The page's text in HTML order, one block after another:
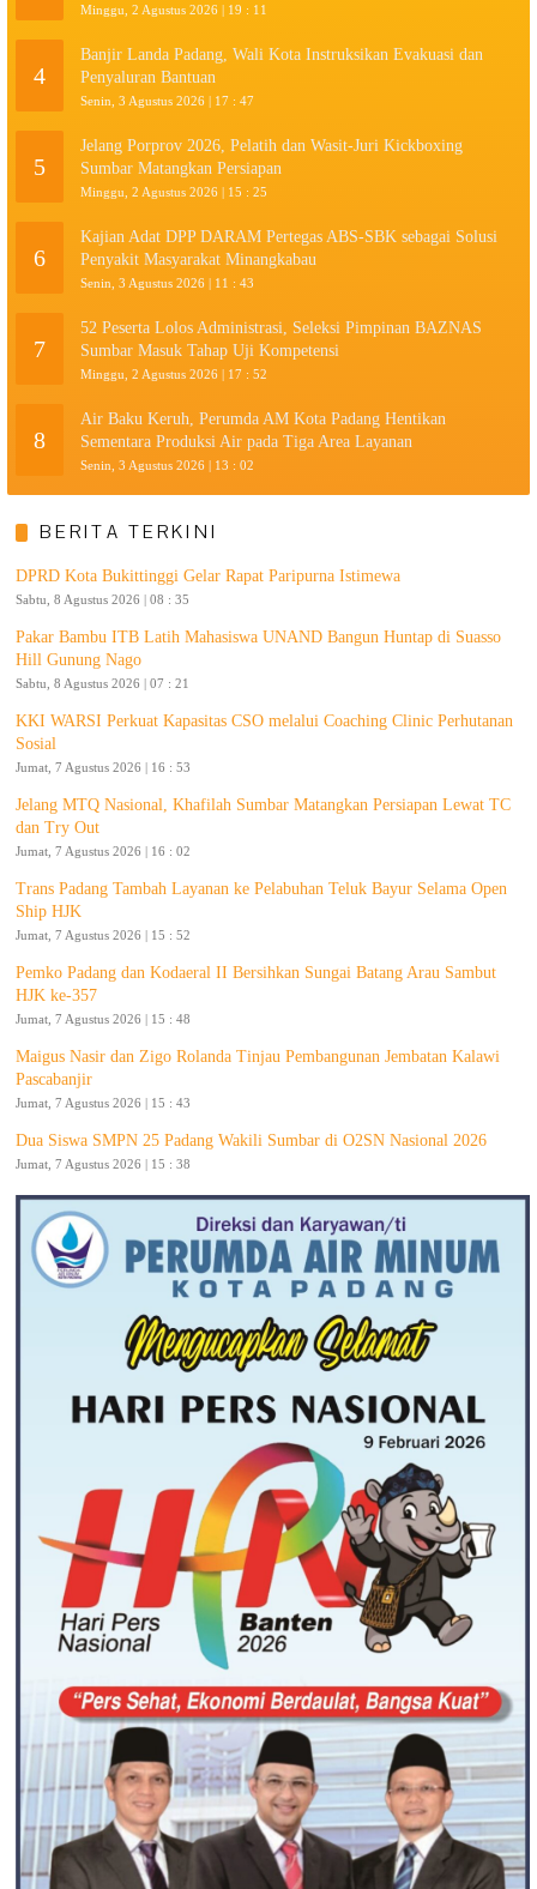
Minggu, 2 Agustus 2026 | 19 : 11
4
Banjir Landa Padang, Wali Kota Instruksikan Evakuasi dan
Penyaluran Bantuan
Senin, 3 Agustus 2026 | 17 : 47
5
Jelang Porprov 2026, Pelatih dan Wasit-Juri Kickboxing
Sumbar Matangkan Persiapan
Minggu, 2 Agustus 2026 | 15 : 25
6
Kajian Adat DPP DARAM Pertegas ABS-SBK sebagai Solusi
Penyakit Masyarakat Minangkabau
Senin, 3 Agustus 2026 | 11 : 43
7
52 Peserta Lolos Administrasi, Seleksi Pimpinan BAZNAS
Sumbar Masuk Tahap Uji Kompetensi
Minggu, 2 Agustus 2026 | 17 : 52
8
Air Baku Keruh, Perumda AM Kota Padang Hentikan
Sementara Produksi Air pada Tiga Area Layanan
Senin, 3 Agustus 2026 | 13 : 02
BERITA TERKINI
DPRD Kota Bukittinggi Gelar Rapat Paripurna Istimewa
Sabtu, 8 Agustus 2026 | 08 : 35
Pakar Bambu ITB Latih Mahasiswa UNAND Bangun Huntap di Suasso
Hill Gunung Nago
Sabtu, 8 Agustus 2026 | 07 : 21
KKI WARSI Perkuat Kapasitas CSO melalui Coaching Clinic Perhutanan
Sosial
Jumat, 7 Agustus 2026 | 16 : 53
Jelang MTQ Nasional, Khafilah Sumbar Matangkan Persiapan Lewat TC
dan Try Out
Jumat, 7 Agustus 2026 | 16 : 02
Trans Padang Tambah Layanan ke Pelabuhan Teluk Bayur Selama Open
Ship HJK
Jumat, 7 Agustus 2026 | 15 : 52
Pemko Padang dan Kodaeral II Bersihkan Sungai Batang Arau Sambut
HJK ke-357
Jumat, 7 Agustus 2026 | 15 : 48
Maigus Nasir dan Zigo Rolanda Tinjau Pembangunan Jembatan Kalawi
Pascabanjir
Jumat, 7 Agustus 2026 | 15 : 43
Dua Siswa SMPN 25 Padang Wakili Sumbar di O2SN Nasional 2026
Jumat, 7 Agustus 2026 | 15 : 38